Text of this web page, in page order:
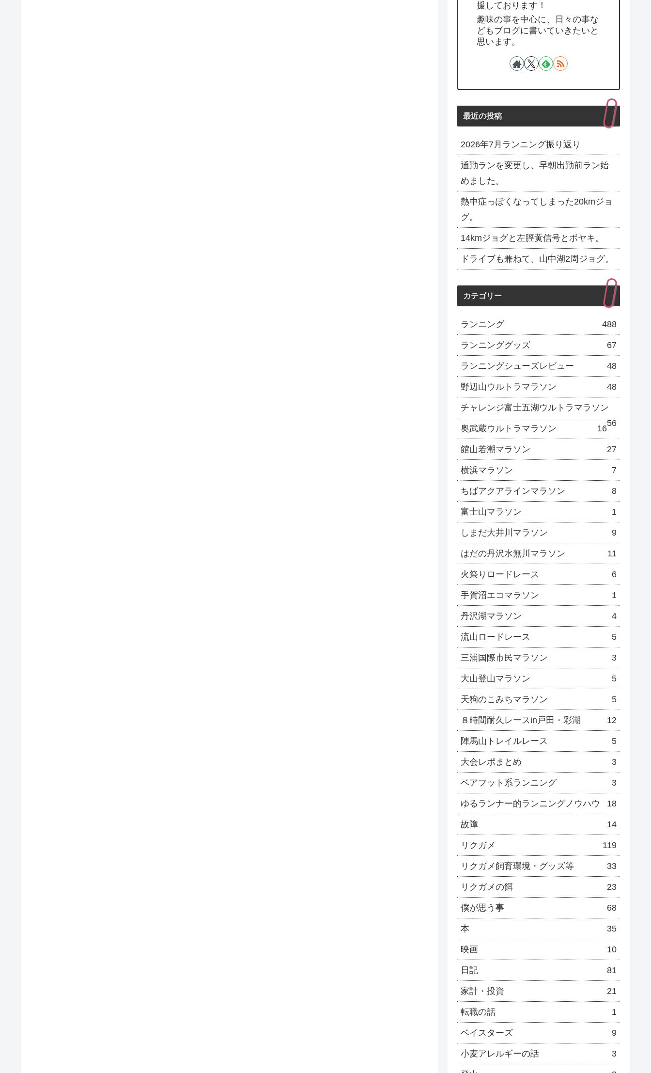
援しております！
趣味の事を中心に、日々の事な
どもブログに書いていきたいと
思います。
最近の投稿
2026年7月ランニング振り返り
通勤ランを変更し、早朝出勤前ラン始
めました。
熱中症っぽくなってしまった20kmジョ
グ。
14kmジョグと左脛黄信号とボヤキ。
ドライブも兼ねて、山中湖2周ジョグ。
カテゴリー
ランニング 488
ランニンググッズ 67
ランニングシューズレビュー 48
野辺山ウルトラマラソン 48
チャレンジ富士五湖ウルトラマラソン
56
奥武蔵ウルトラマラソン 16
館山若潮マラソン 27
横浜マラソン 7
ちばアクアラインマラソン 8
富士山マラソン 1
しまだ大井川マラソン 9
はだの丹沢水無川マラソン 11
火祭りロードレース 6
手賀沼エコマラソン 1
丹沢湖マラソン 4
流山ロードレース 5
三浦国際市民マラソン 3
大山登山マラソン 5
天狗のこみちマラソン 5
８時間耐久レースin戸田・彩湖 12
陣馬山トレイルレース 5
大会レポまとめ 3
ベアフット系ランニング 3
ゆるランナー的ランニングノウハウ 18
故障 14
リクガメ 119
リクガメ飼育環境・グッズ等 33
リクガメの餌 23
僕が思う事 68
本 35
映画 10
日記 81
家計・投資 21
転職の話 1
ベイスターズ 9
小麦アレルギーの話 3